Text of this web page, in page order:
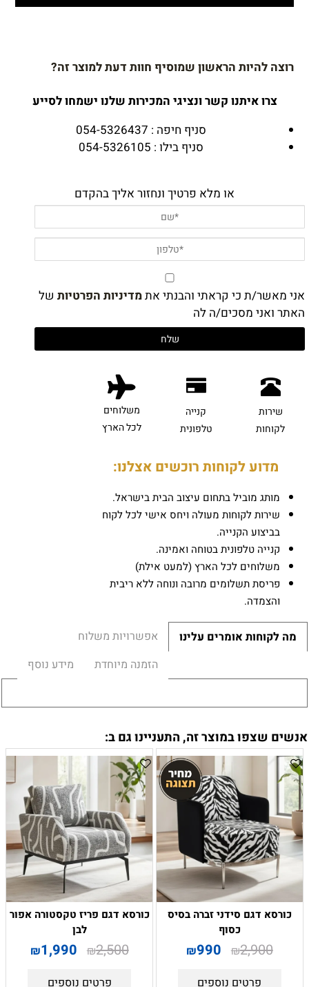
רוצה להיות הראשון שמוסיף חוות דעת למוצר זה?
צרו איתנו קשר ונציגי המכירות שלנו ישמחו לסייע
סניף חיפה : 054-5326437
סניף בילו : 054-5326105
או מלא פרטיך ונחזור אליך בהקדם
אני מאשר/ת כי קראתי והבנתי אתמדיניות הפרטיות של
האתר ואני מסכים/ה לה
שירות
לקוחות
קנייה
טלפונית
משלוחים
לכל הארץ
מדוע לקוחות רוכשים אצלנו:
מותג מוביל בתחום עיצוב הבית בישראל.
שירות לקוחות מעולה ויחס אישי לכל לקוח
בביצוע הקנייה.
קנייה טלפונית בטוחה ואמינה.
משלוחים לכל הארץ (למעט אילת)
פריסת תשלומים מרובה ונוחה ללא ריבית
והצמדה.
מה לקוחות אומרים עלינו
אפשרויות משלוח
הזמנה מיוחדת
מידע נוסף
אנשים שצפו במוצר זה, התעניינו גם ב:
כורסא דגם סידני זברה בסיס
כסוף
₪2,900
₪990
פרטים נוספים
כורסא דגם פריז טקסטורה אפור
לבן
₪2,500
₪1,990
פרטים נוספים